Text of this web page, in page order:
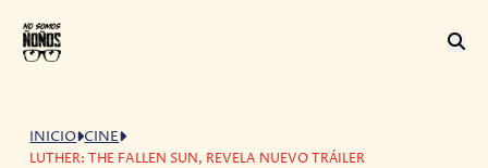
INICIO CINE
LUTHER: THE FALLEN SUN, REVELA NUEVO TRÁILER